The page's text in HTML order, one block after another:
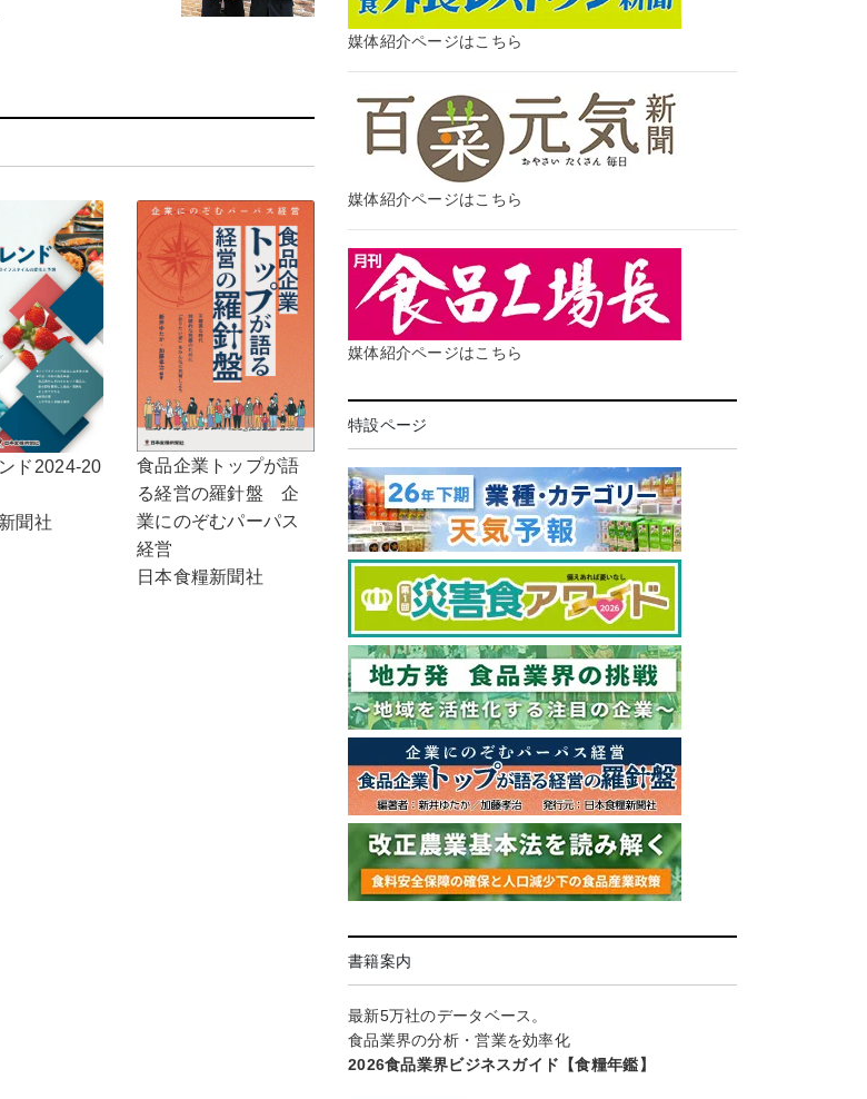
ド2024-20
聞社
食品企業トップが語
る経営の羅針盤 企
業にのぞむパーパス
経営
日本食糧新聞社
媒体紹介ページはこちら
媒体紹介ページはこちら
媒体紹介ページはこちら
特設ページ
書籍案内
最新5万社のデータベース。
食品業界の分析・営業を効率化
2026食品業界ビジネスガイド【食糧年鑑】